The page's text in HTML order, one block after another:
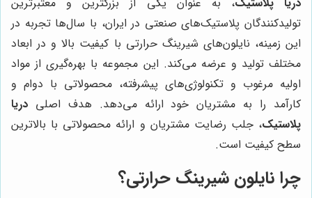
تولیدکنندگان پلاستیک‌های صنعتی در ایران، با سال‌ها تجربه در
این زمینه، نایلون‌های شیرینگ حرارتی با کیفیت بالا و در ابعاد
مختلف تولید و عرضه می‌کند. این مجموعه با بهره‌گیری از مواد
اولیه مرغوب و تکنولوژی‌های پیشرفته، محصولاتی با دوام و
کارآمد را به مشتریان خود ارائه می‌دهد. هدف اصلی دریا
پلاستیک، جلب رضایت مشتریان و ارائه محصولاتی با بالاترین
سطح کیفیت است.
چرا نایلون شیرینگ حرارتی؟